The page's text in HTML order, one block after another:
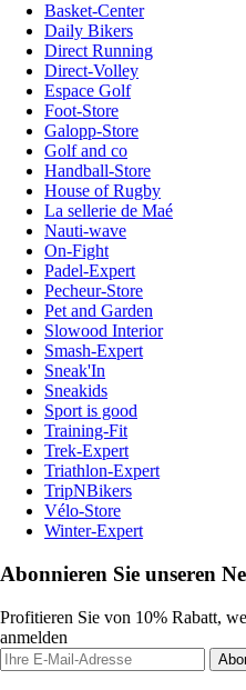
Basket-Center
Daily Bikers
Direct Running
Direct-Volley
Espace Golf
Foot-Store
Galopp-Store
Golf and co
Handball-Store
House of Rugby
La sellerie de Maé
Nauti-wave
On-Fight
Padel-Expert
Pecheur-Store
Pet and Garden
Slowood Interior
Smash-Expert
Sneak'In
Sneakids
Sport is good
Training-Fit
Trek-Expert
Triathlon-Expert
TripNBikers
Vélo-Store
Winter-Expert
Abonnieren Sie unseren
Profitieren Sie von 10% Rabatt,
anmelden